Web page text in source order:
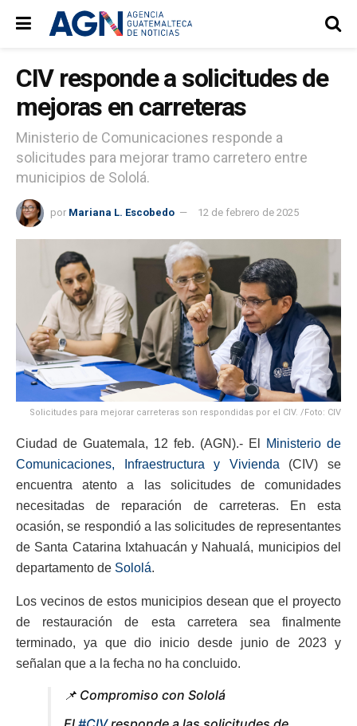
CIV responde a solicitudes de
mejoras en carreteras
Ministerio de Comunicaciones responde a
solicitudes para mejorar tramo carretero entre
municipios de Sololá.
por Mariana L. Escobedo 12 de febrero de 2025
Solicitudes para mejorar carreteras son respondidas por el CIV. /Foto: CIV
Ciudad de Guatemala, 12 feb. (AGN).- El
Ministerio de
Comunicaciones, Infraestructura y Vivienda (CIV) se
encuentra atento a las solicitudes de comunidades
necesitadas de reparación de carreteras. En esta
ocasión, se respondió a las solicitudes de representantes
de Santa Catarina Ixtahuacán y Nahualá, municipios del
departamento de Sololá.
Los vecinos de estos municipios desean que el proyecto
de restauración de esta carretera sea finalmente
terminado, ya que dio inicio desde junio de 2023 y
señalan que a la fecha no ha concluido.
📌 Compromiso con Sololá